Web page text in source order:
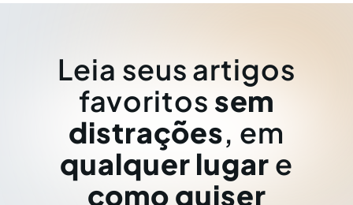
Leia seus artigos
favoritos sem
distrações, em
qualquer lugar e
como quiser